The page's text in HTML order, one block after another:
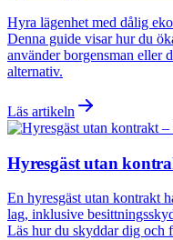
Hyra lägenhet med dålig
Denna guide visar hur du
använder borgensman eller
alternativ.
Läs artikeln
Hyresgäst utan
En hyresgäst utan kontrakt
lag, inklusive
Läs hur du skyddar dig och